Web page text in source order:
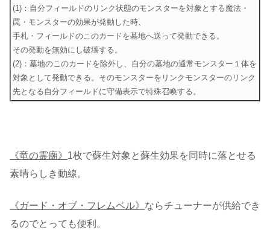
(1)：自分フィールドのリンク状態のモンスターを対象とする魔法・
罠・モンスターの効果が発動した時、
手札・フィールドのこのカードを墓地へ送って発動できる。
その発動を無効にし破壊する。
(2)：墓地のこのカードを除外し、自分の墓地の通常モンスター１体を
対象として発動できる。そのモンスターをリンクモンスターのリンク
先となる自分フィールドに守備表示で特殊召喚する。
《竜の霊廟》 1枚で蘇生対象と蘇生効果を同時に落とせる
素晴らしき動線。
《ガード・オブ・フレムベル》 ならチューナーが供給でき
るのでとっても便利。